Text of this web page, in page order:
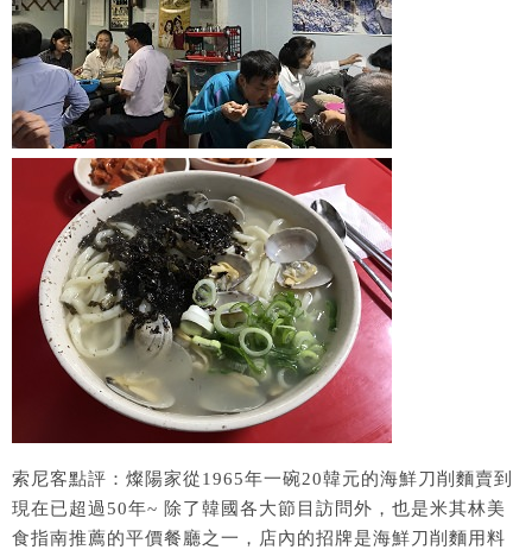
索尼客點評：燦陽家從1965年一碗20韓元的海鮮刀削麵賣到
現在已超過50年~ 除了韓國各大節目訪問外，也是米其林美
食指南推薦的平價餐廳之一，店內的招牌是海鮮刀削麵用料